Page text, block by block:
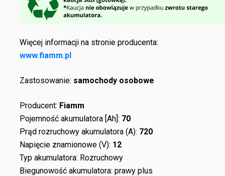
Więcej informacji na stronie producenta:
www.fiamm.pl
Zastosowanie: samochody osobowe
Producent: Fiamm
Pojemność akumulatora [Ah]: 70
Prąd rozruchowy akumulatora (A): 720
Napięcie znamionowe (V): 12
Typ akumulatora: Rozruchowy
Biegunowość akumulatora: prawy plus